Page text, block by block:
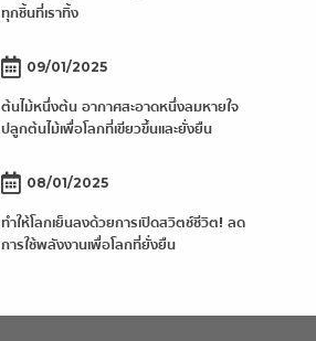
ทุกชิ้นที่เราทิ้ง
09/01/2025
ต้นไม้หนึ่งต้น อากาศสะอาดหนึ่งลมหายใจ
ปลูกต้นไม้เพื่อโลกที่เขียวขึ้นและยั่งยืน
08/01/2025
ทำให้โลกเย็นลงด้วยการเปิดสวิตช์ชีวิต! ลด
การใช้พลังงานเพื่อโลกที่ยั่งยืน